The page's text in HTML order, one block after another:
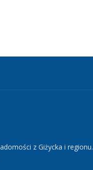
z Giżycka i regionu.